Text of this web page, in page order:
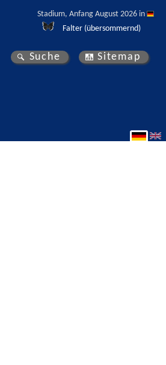
Stadium, Anfang August 2026 in
Falter (übersommernd)
Suche Sitemap